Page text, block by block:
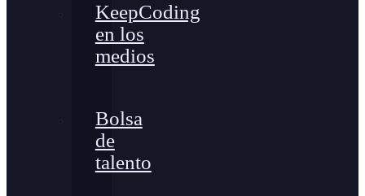
KeepCoding
en los
medios
Bolsa
de
talento